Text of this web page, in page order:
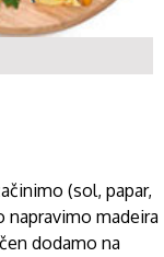
(sol, papar,
napravimo madeira
dodamo na